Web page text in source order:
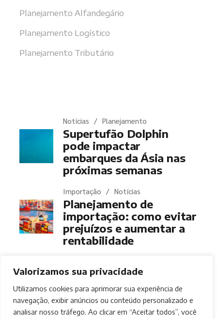
Valorizamos sua privacidade
Utilizamos cookies para aprimorar sua experiência de
navegação, exibir anúncios ou conteúdo personalizado e
analisar nosso tráfego. Ao clicar em “Aceitar todos”, você
Planejamento Alfandegário
Planejamento Logístico
Planejamento Tributário
Notícias Planejamento
Supertufão Dolphin
pode impactar
embarques da Ásia nas
próximas semanas
Importação Notícias
Planejamento de
importação: como evitar
prejuízos e aumentar a
rentabilidade
© 2021Power Trade Import, Todos os direitos